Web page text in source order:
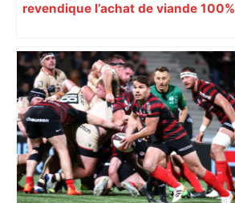
revendique l’achat de viande 100%